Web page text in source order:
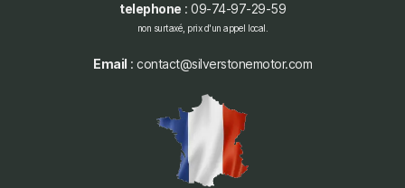
telephone : 09-74-97-29-59
non surtaxé, prix d'un appel local.
Email : contact@silverstonemotor.com